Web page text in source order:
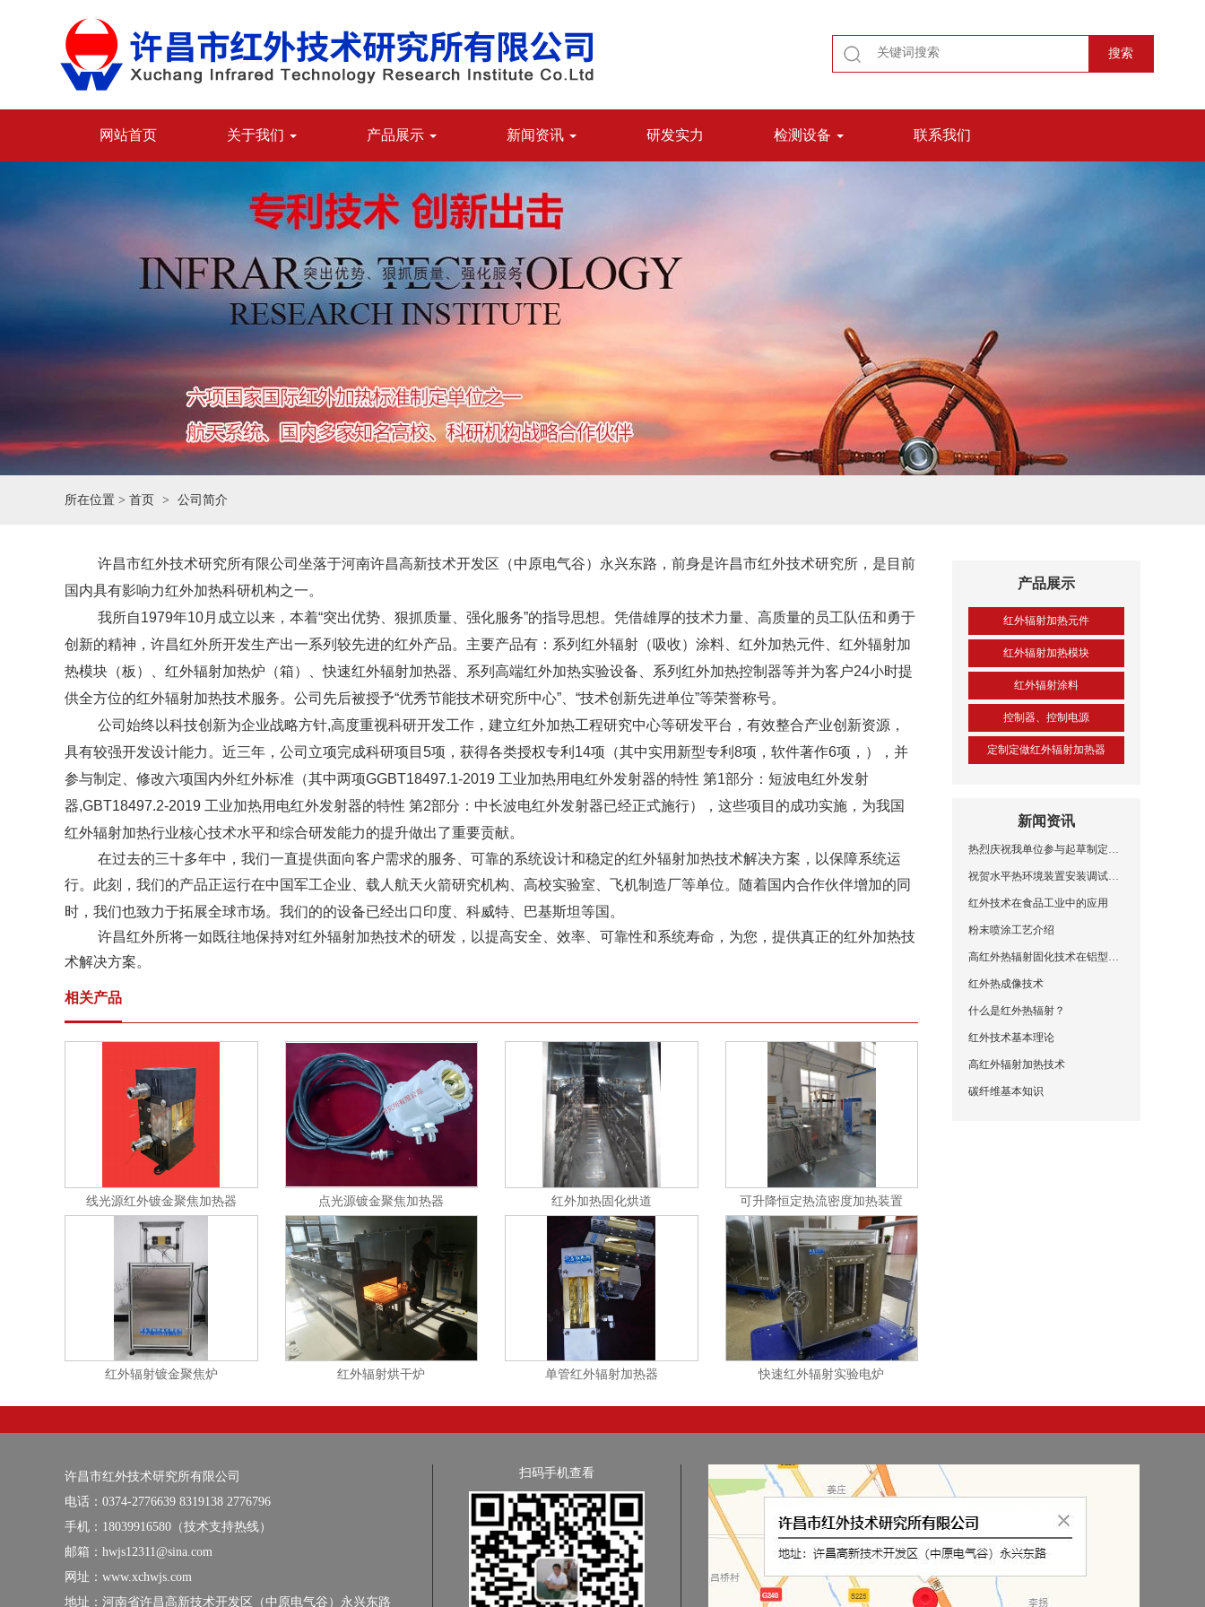
网站首页 关于我们 产品展示 新闻资讯 研发实力 检测设备 联系我们
所在位置 > 首页 公司简介
产品展示
红外辐射加热元件
红外辐射加热模块
红外辐射涂料
控制器、控制电源
定制定做红外辐射加热器
新闻资讯
热烈庆祝我单位参与起草制定的两项国家红外标准正式颁布施行
祝贺水平热环境装置安装调试成功
红外技术在食品工业中的应用
粉末喷涂工艺介绍
高红外热辐射固化技术在铝型材喷涂中的应用
红外热成像技术
什么是红外热辐射？
红外技术基本理论
高红外辐射加热技术
碳纤维基本知识
许昌市红外技术研究所有限公司坐落于河南许昌高新技术开发区（中原电气谷）永兴东路，前身是许昌市红外技术研究所，是目前
国内具有影响力红外加热科研机构之一。
我所自1979年10月成立以来，本着“突出优势、狠抓质量、强化服务”的指导思想。凭借雄厚的技术力量、高质量的员工队伍和勇于
创新的精神，许昌红外所开发生产出一系列较先进的红外产品。主要产品有：系列红外辐射（吸收）涂料、红外加热元件、红外辐射加
热模块（板）、红外辐射加热炉（箱）、快速红外辐射加热器、系列高端红外加热实验设备、系列红外加热控制器等并为客户24小时提
供全方位的红外辐射加热技术服务。公司先后被授予“优秀节能技术研究所中心”、“技术创新先进单位”等荣誉称号。
公司始终以科技创新为企业战略方针,高度重视科研开发工作，建立红外加热工程研究中心等研发平台，有效整合产业创新资源，
具有较强开发设计能力。近三年，公司立项完成科研项目5项，获得各类授权专利14项（其中实用新型专利8项，软件著作6项 ，），并
参与制定、修改六项国内外红外标准（其中两项GGBT18497.1-2019 工业加热用电红外发射器的特性 第1部分：短波电红外发射
器,GBT18497.2-2019 工业加热用电红外发射器的特性 第2部分：中长波电红外发射器已经正式施行），这些项目的成功实施，为我国
红外辐射加热行业核心技术水平和综合研发能力的提升做出了重要贡献。
在过去的三十多年中，我们一直提供面向客户需求的服务、可靠的系统设计和稳定的红外辐射加热技术解决方案，以保障系统运
行。此刻，我们的产品正运行在中国军工企业、载人航天火箭研究机构、高校实验室、飞机制造厂等单位。随着国内合作伙伴增加的同
时，我们也致力于拓展全球市场。我们的的设备已经出口印度、科威特、巴基斯坦等国。
许昌红外所将一如既往地保持对红外辐射加热技术的研发，以提高安全、效率、可靠性和系统寿命，为您，提供真正的红外加热技
术解决方案。
相关产品
线光源红外镀金聚焦加热器 点光源镀金聚焦加热器 红外加热固化烘道 可升降恒定热流密度加热装置
红外辐射镀金聚焦炉 红外辐射烘干炉 单管红外辐射加热器 快速红外辐射实验电炉
许昌市红外技术研究所有限公司
电话：0374-2776639 8319138 2776796
手机：18039916580（技术支持热线）
邮箱：hwjs12311@sina.com
网址：www.xchwjs.com
地址：河南省许昌高新技术开发区（中原电气谷）永兴东路
扫码手机查看